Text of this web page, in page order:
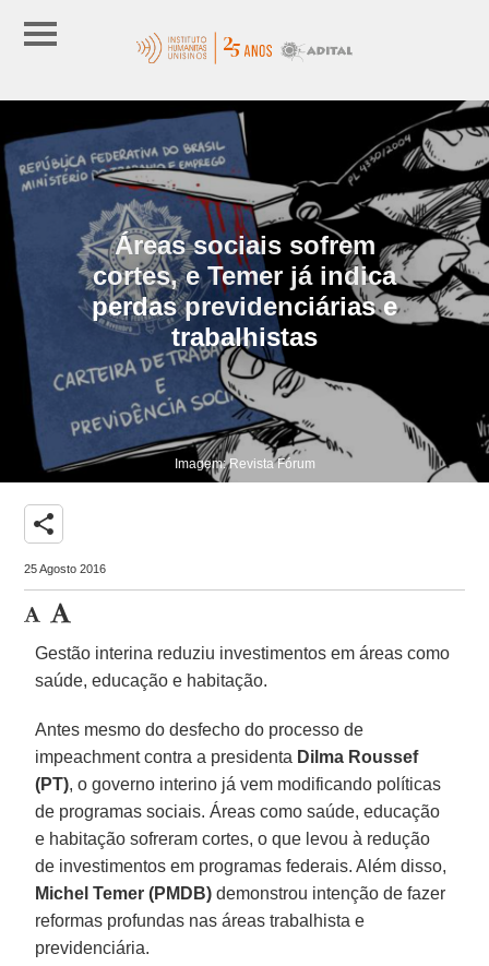
Áreas sociais sofrem
cortes, e Temer já indica
perdas previdenciárias e
trabalhistas
Imagem: Revista Fórum
share
25 Agosto 2016
Gestão interina reduziu investimentos em áreas como
saúde, educação e habitação.
Antes mesmo do desfecho do processo de
impeachment contra a presidenta Dilma Roussef
(PT), o governo interino já vem modificando políticas
de programas sociais. Áreas como saúde, educação
e habitação sofreram cortes, o que levou à redução
de investimentos em programas federais. Além disso,
Michel Temer (PMDB) demonstrou intenção de fazer
reformas profundas nas áreas trabalhista e
previdenciária.